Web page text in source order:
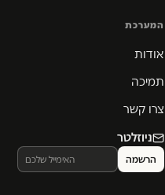
המערכת
אודות
תמיכה
צרו קשר
ניוזלטר